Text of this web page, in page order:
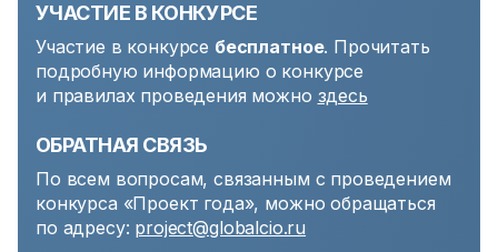
УЧАСТИЕ В КОНКУРСЕ
Участие в конкурсе бесплатное. Прочитать
подробную информацию о конкурсе
и правилах проведения можно здесь
ОБРАТНАЯ СВЯЗЬ
По всем вопросам, связанным с проведением
конкурса «Проект года», можно обращаться
по адресу: project@globalcio.ru